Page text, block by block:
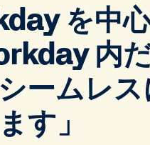
を中
内
ームレ
す」